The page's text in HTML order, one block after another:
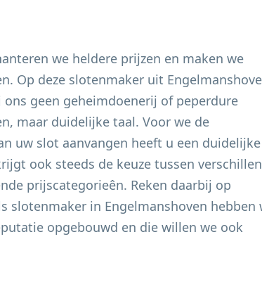
we heldere prijzen en maken we
Op deze slotenmaker uit
geen geheimdoenerij of peperdure
maar duidelijke taal. Voor we de
uw slot aanvangen heeft u een duidelijke
ook steeds de keuze tussen
prijscategorieên. Reken daarbij op
slotenmaker in Engelmanshoven hebben
opgebouwd en die willen we ook